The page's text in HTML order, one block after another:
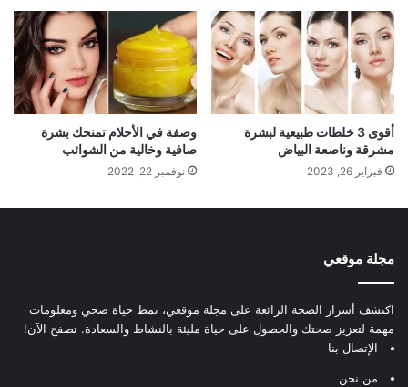
أقوى 3 خلطات طبيعية لبشرة
مشرقة وناصعة البياض
فبراير 26, 2023
وصفة في الأحلام تمنحك بشرة
صافية وخالية من الشوائب
نوفمبر 22, 2022
مجلة موقعي
اكتشف أسرار الصحة الرائعة على مجلة موقعي، نمط حياة صحي ومعلومات
مهمة لتعزيز صحتك والحصول على حياة مليئة بالنشاط والسعادة. تصفح الآن!
الإتصال بنا
من نحن